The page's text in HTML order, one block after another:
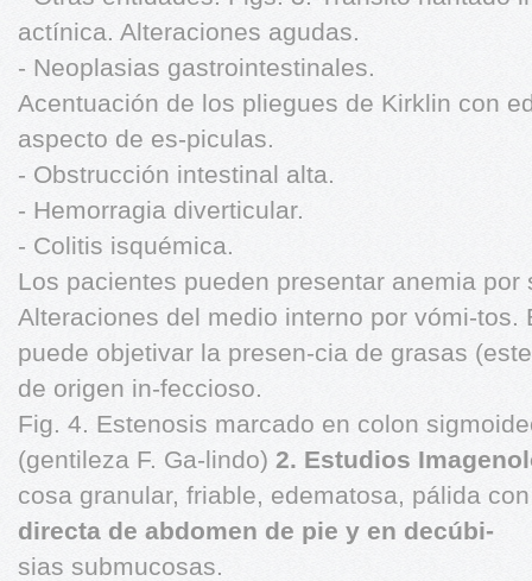
actínica. Alteraciones agudas.
- Neoplasias gastrointestinales.
Acentuación de los pliegues de Kirklin con
aspecto de es-piculas.
- Obstrucción intestinal alta.
- Hemorragia diverticular.
- Colitis isquémica.
Los pacientes pueden presentar anemia
Alteraciones del medio interno por vómi-tos.
puede objetivar la presen-cia de grasas
de origen in-feccioso.
Fig. 4. Estenosis marcado en colon
(gentileza F. Ga-lindo) 2. Estudios
cosa granular, friable, edematosa, pálida
directa de abdomen de pie y en decúbi-
sias submucosas.